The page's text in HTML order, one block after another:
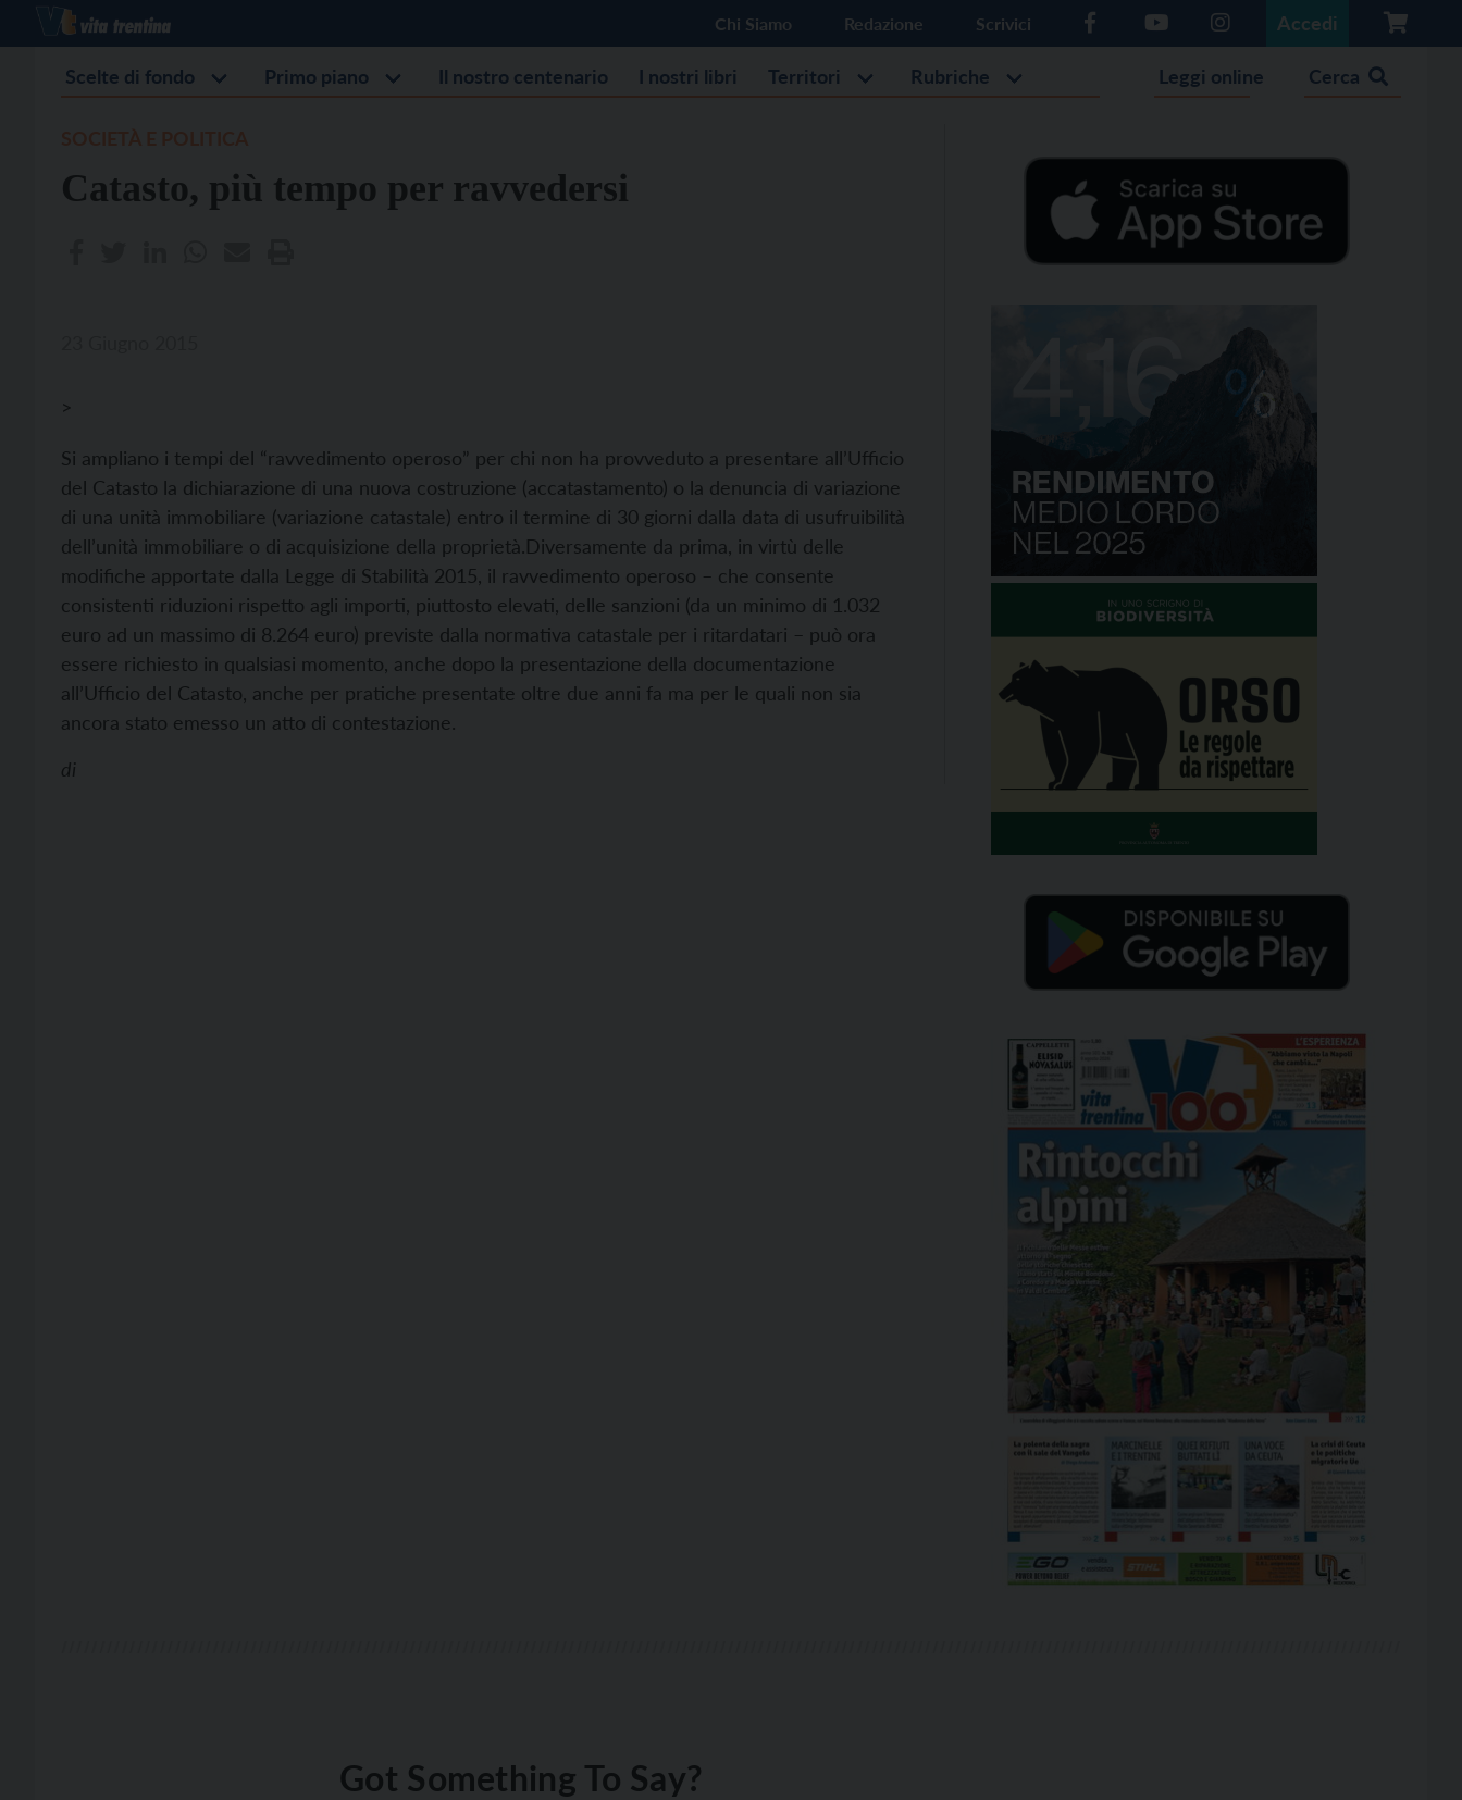
Chi Siamo Redazione Scrivici Accedi
Scelte di fondo Primo piano Il nostro centenario I nostri libri Territori Rubriche Leggi online Cerca
Catasto, più tempo per ravvedersi
>
Si ampliano i tempi del “ravvedimento operoso” per chi non ha provveduto a presentare all’Ufficio
del Catasto la dichiarazione di una nuova costruzione (accatastamento) o la denuncia di variazione
di una unità immobiliare (variazione catastale) entro il termine di 30 giorni dalla data di usufruibilità
dell’unità immobiliare o di acquisizione della proprietà.Diversamente da prima, in virtù delle
modifiche apportate dalla Legge di Stabilità 2015, il ravvedimento operoso – che consente
consistenti riduzioni rispetto agli importi, piuttosto elevati, delle sanzioni (da un minimo di 1.032
euro ad un massimo di 8.264 euro) previste dalla normativa catastale per i ritardatari – può ora
essere richiesto in qualsiasi momento, anche dopo la presentazione della documentazione
all’Ufficio del Catasto, anche per pratiche presentate oltre due anni fa ma per le quali non sia
ancora stato emesso un atto di contestazione.
di
Got Something To Say?